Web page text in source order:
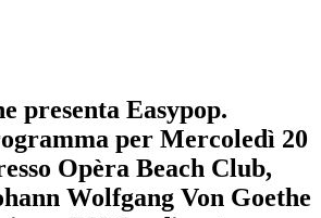
presenta Easypop.
per Mercoledì 20
Opèra Beach Club,
Wolfgang Von Goethe